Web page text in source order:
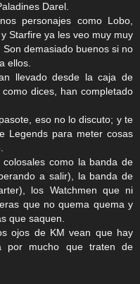
Darel.
personajes como Lobo,
Starfire ya les veo muy muy
demasiado buenos si no
ellos.
llevado desde la caja de
dices, han completado
eso no lo discuto; y te
Legends para meter cosas
como la banda de
a salir), la banda de
los Watchmen que ni
que no quema quema y
que saquen.
ojos de KM vean que hay
por mucho que traten de